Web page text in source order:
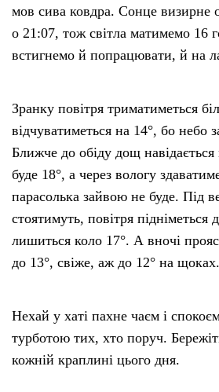
мов сива ковдра. Сонце визирне
о 21:07, тож світла матимемо 16
встигнемо й попрацювати, й на
Зранку повітря триматиметься
відчуватиметься на 14°, бо небо
Ближче до обіду дощ
буде 18°, а через вологу
парасолька зайвою не буде. Під
стоятимуть, повітря підніметься
лишиться коло 17°. А вночі
до 13°, свіже, аж до 12° на щоках.
Нехай у хаті пахне чаєм і
турботою тих, хто поруч.
кожній краплині цього дня.